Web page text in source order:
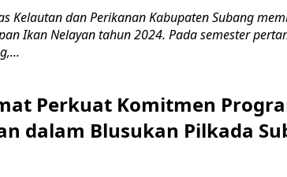
Kelautan dan Perikanan Kabupaten Subang
Ikan Nelayan tahun 2024. Pada semester
Perkuat Komitmen
dalam Blusukan Pilkada